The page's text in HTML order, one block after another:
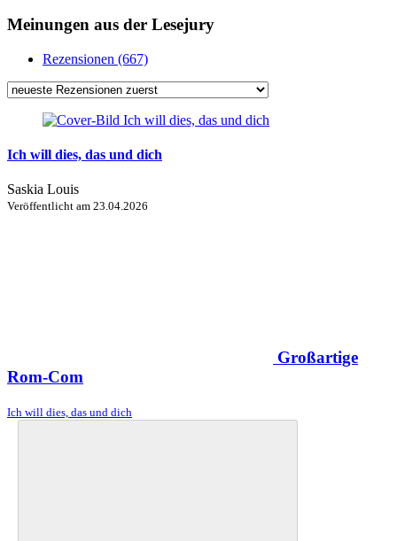
Meinungen aus der Lesejury
Rezensionen (667)
Ich will dies, das und dich
Saskia Louis
Veröffentlicht am 23.04.2026
Großartige
Rom-Com
Ich will dies, das und dich